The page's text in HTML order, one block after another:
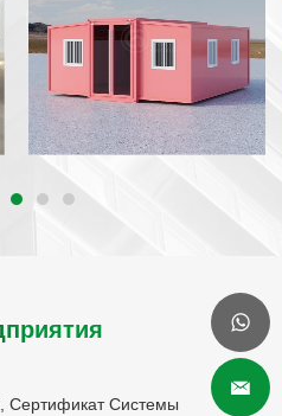
Сертификат Системы